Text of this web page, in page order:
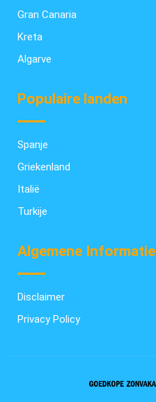
Gran Canaria
Kreta
Algarve
Populaire landen
Spanje
Griekenland
Italië
Turkije
Algemene Informatie
Disclaimer
Privacy Policy